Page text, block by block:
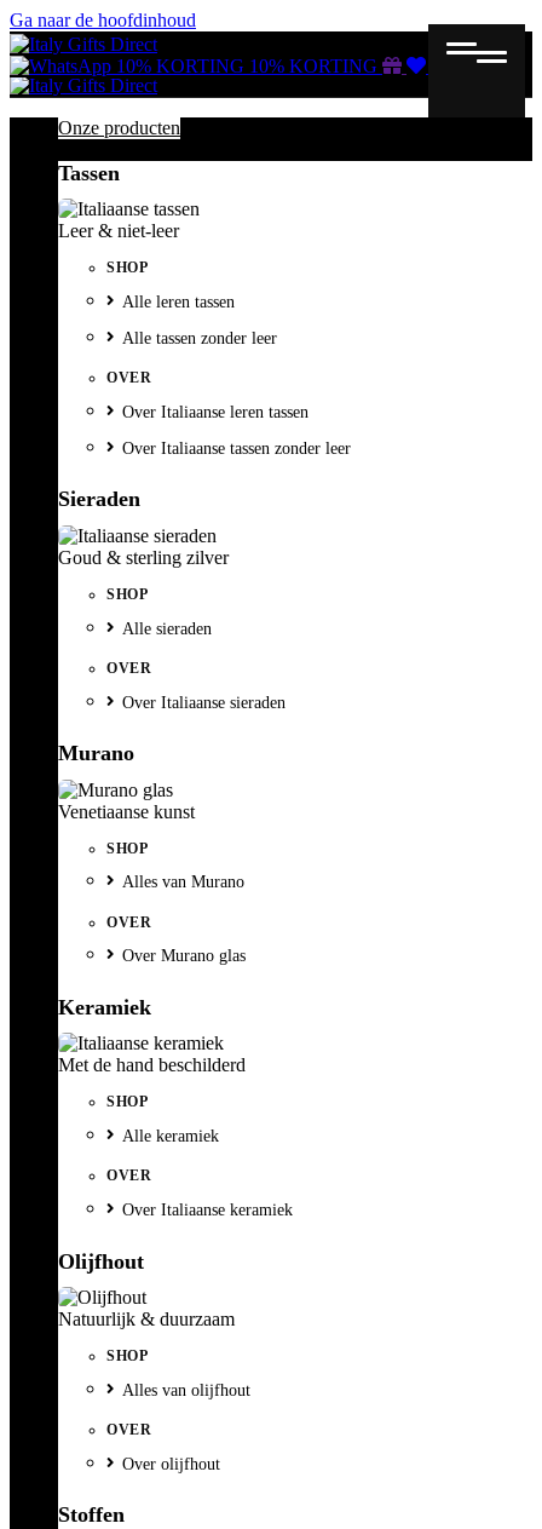
Ga naar de hoofdinhoud
10% KORTING 10% KORTING Gutscheine
Wunschliste
Warenkorb
Onze producten
Tassen
Leer & niet-leer
SHOP
Alle leren tassen
Alle tassen zonder leer
OVER
Over Italiaanse leren tassen
Over Italiaanse tassen zonder leer
Sieraden
Goud & sterling zilver
SHOP
Alle sieraden
OVER
Over Italiaanse sieraden
Murano
Venetiaanse kunst
SHOP
Alles van Murano
OVER
Over Murano glas
Keramiek
Met de hand beschilderd
SHOP
Alle keramiek
OVER
Over Italiaanse keramiek
Olijfhout
Natuurlijk & duurzaam
SHOP
Alles van olijfhout
OVER
Over olijfhout
Stoffen